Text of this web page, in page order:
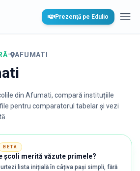
Prezență pe Edulio
• AFUMATI
din Afumati, compară instituțiile
pentru comparatorul tabelar și vezi
BETA
școli merită văzute primele?
lista inițială în câțiva pași simpli, fără